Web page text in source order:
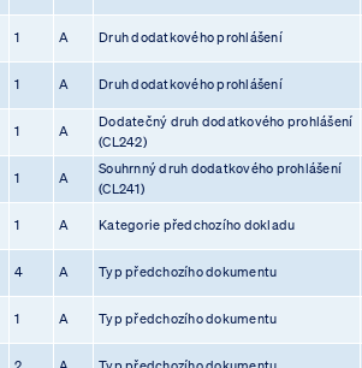
1 A Druh dodatkového prohlášení
1 A Druh dodatkového prohlášení
1 A
Dodatečný druh dodatkového prohlášení
(CL242)
1 A
Souhrnný druh dodatkového prohlášení
(CL241)
1 A Kategorie předchozího dokladu
4 A Typ předchozího dokumentu
1 A Typ předchozího dokumentu